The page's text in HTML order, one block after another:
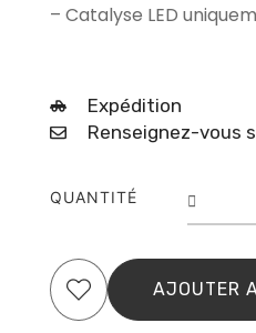
– Catalyse LED
Expédition
Renseignez-vous
QUANTITÉ
12
AJOUTER